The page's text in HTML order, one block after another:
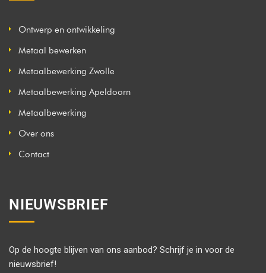
Ontwerp en ontwikkeling
Metaal bewerken
Metaalbewerking Zwolle
Metaalbewerking Apeldoorn
Metaalbewerking
Over ons
Contact
NIEUWSBRIEF
Op de hoogte blijven van ons aanbod? Schrijf je in voor de
nieuwsbrief!